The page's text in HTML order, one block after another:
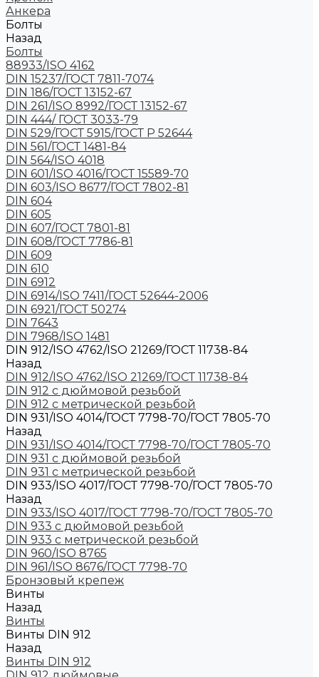
Анкера
Болты
Назад
Болты
88933/ISO 4162
DIN 15237/ГОСТ 7811-7074
DIN 186/ГОСТ 13152-67
DIN 261/ISO 8992/ГОСТ 13152-67
DIN 444/ ГОСТ 3033-79
DIN 529/ГОСТ 5915/ГОСТ Р 52644
DIN 561/ГОСТ 1481-84
DIN 564/ISO 4018
DIN 601/ISO 4016/ГОСТ 15589-70
DIN 603/ISO 8677/ГОСТ 7802-81
DIN 604
DIN 605
DIN 607/ГОСТ 7801-81
DIN 608/ГОСТ 7786-81
DIN 609
DIN 610
DIN 6912
DIN 6914/ISO 7411/ГОСТ 52644-2006
DIN 6921/ГОСТ 50274
DIN 7643
DIN 7968/ISO 1481
DIN 912/ISO 4762/ISO 21269/ГОСТ 11738-84
Назад
DIN 912/ISO 4762/ISO 21269/ГОСТ 11738-84
DIN 912 с дюймовой резьбой
DIN 912 с метрической резьбой
DIN 931/ISO 4014/ГОСТ 7798-70/ГОСТ 7805-70
Назад
DIN 931/ISO 4014/ГОСТ 7798-70/ГОСТ 7805-70
DIN 931 с дюймовой резьбой
DIN 931 с метрической резьбой
DIN 933/ISO 4017/ГОСТ 7798-70/ГОСТ 7805-70
Назад
DIN 933/ISO 4017/ГОСТ 7798-70/ГОСТ 7805-70
DIN 933 с дюймовой резьбой
DIN 933 с метрической резьбой
DIN 960/ISO 8765
DIN 961/ISO 8676/ГОСТ 7798-70
Бронзовый крепеж
Винты
Назад
Винты
Винты DIN 912
Назад
Винты DIN 912